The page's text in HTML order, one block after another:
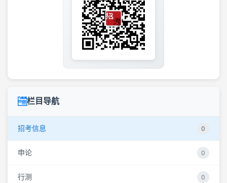
栏目导航
招考信息 0
申论 0
行测 0